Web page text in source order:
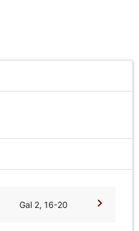
Gal 2, 16-20 chevron_right